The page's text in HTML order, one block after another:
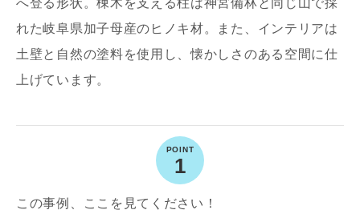
へ登る形状。棟木を支える柱は神宮備林と同じ山で採
れた岐阜県加子母産のヒノキ材。また、インテリアは
土壁と自然の塗料を使用し、懐かしさのある空間に仕
上げています。
1
この事例、ここを見てください！